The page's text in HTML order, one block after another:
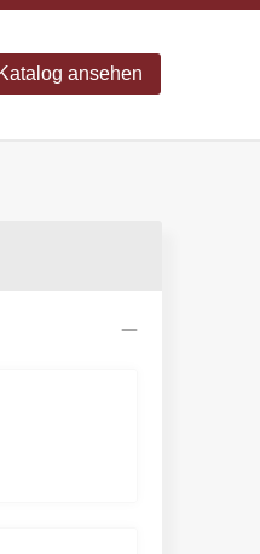
Katalog ansehen